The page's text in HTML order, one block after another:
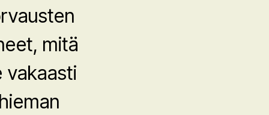
mitä
vakaasti